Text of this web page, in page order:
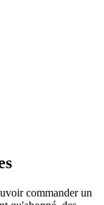
commander un